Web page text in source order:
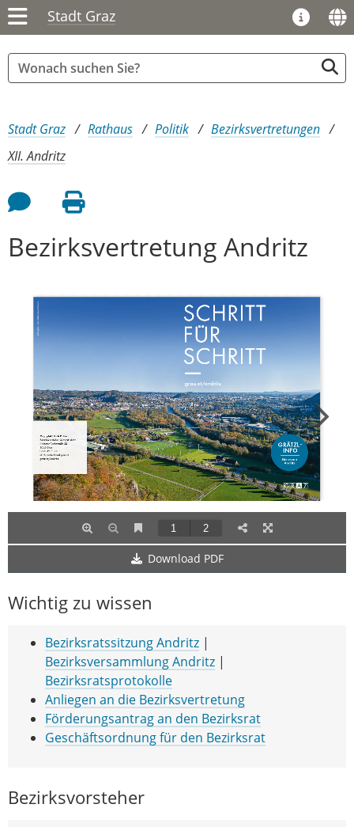
Stadt Graz
Sie sind hier:
Stadt Graz Rathaus Politik
Bezirksvertretungen
XII. Andritz
Feedback an Autor
Seite drucken
Bezirksvertretung Andritz
Download PDF
Wichtig zu wissen
Bezirksratssitzung Andritz |
Bezirksversammlung Andritz |
Bezirksratsprotokolle
Anliegen an die Bezirksvertretung
Förderungsantrag an den Bezirksrat
Geschäftsordnung für den Bezirksrat
Bezirksvorsteher